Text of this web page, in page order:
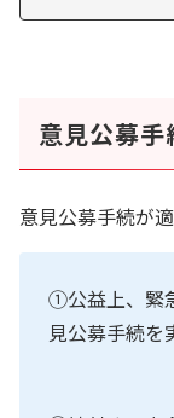
意見公募
意見公募手続が
①公益上、緊
見公募手続を